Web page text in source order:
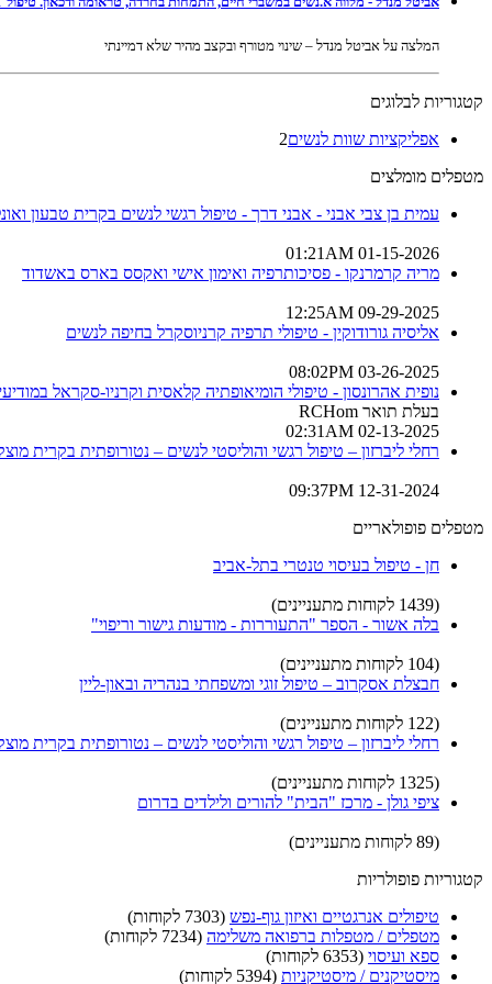
המלצה על אביטל מנדל – שינוי מטורף ובקצב מהיר שלא דמיינתי
קטגוריות לבלוגים
אפליקציות שוות לנשים2
מטפלים מומלצים
עמית בן צבי אבני - אבני דרך - טיפול רגשי לנשים בקרית טבעון
01-15-2026 01:21AM
מריה קרמרנקו - פסיכותרפיה ואימון אישי ואקסס בארס באשדוד
09-29-2025 12:25AM
אליסיה גורודוקין - טיפולי תרפיה קרניוסקרל בחיפה לנשים
03-26-2025 08:02PM
נופית אהרונסון - טיפולי הומיאופתיה קלאסית וקרניו-סקראל
בעלת תואר RCHom
02-13-2025 02:31AM
רחלי ליברזון – טיפול רגשי והוליסטי לנשים – נטורופתית בקרית
12-31-2024 09:37PM
מטפלים פופולאריים
חן - טיפול בעיסוי טנטרי בתל-אביב
(1439 לקוחות מתעניינים)
בלה אשור - הספר "התעוררות - מודעות גישור וריפוי"
(104 לקוחות מתעניינים)
חבצלת אסקרוב – טיפול זוגי ומשפחתי בנהריה ובאון-ליין
(122 לקוחות מתעניינים)
רחלי ליברזון – טיפול רגשי והוליסטי לנשים – נטורופתית בקרית
(1325 לקוחות מתעניינים)
ציפי גולן - מרכז "הבית" להורים ולילדים בדרום
(89 לקוחות מתעניינים)
קטגוריות פופולריות
טיפולים אנרגטיים ואיזון גוף-נפש (7303 לקוחות)
מטפלים / מטפלות ברפואה משלימה (7234 לקוחות)
ספא ועיסוי (6353 לקוחות)
מיסטיקנים / מיסטיקניות (5394 לקוחות)